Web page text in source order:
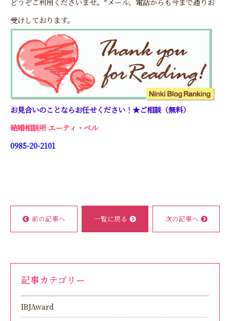
受けしております。
お見合いのことならお任せください！★ご相談（無料）
結婚相談所 エーティ・ベル
0985-20-2101
前の記事へ 一覧に戻る 次の記事へ
記事カテゴリー
IBJAward